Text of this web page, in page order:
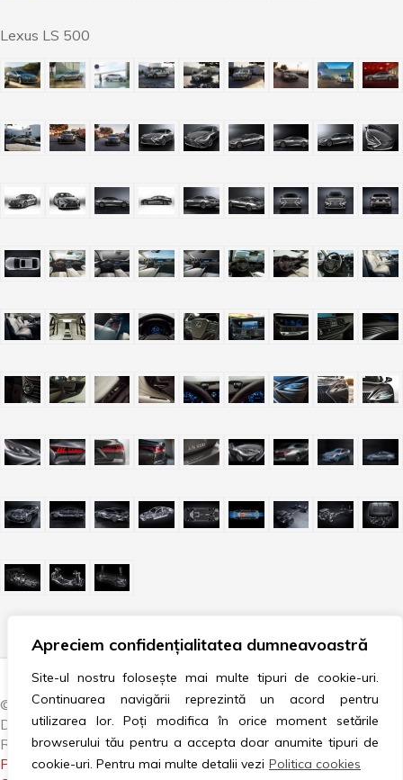
Apreciem confidențialitatea dumneavoastră
Site-ul nostru folosește mai multe tipuri de cookie-uri.
Continuarea navigării reprezintă un acord pentru
utilizarea lor. Poți modifica în orice moment setările
browserului tău pentru a accepta doar anumite tipuri de
cookie-uri. Pentru mai multe detalii vezi Politica cookies
Lexus LS 500
© 2007–2024 AUTOVISION / CAR TRADING AND
DISTRIBUTION COMPANY. TOATE DREPTURILE
REZERVATE.
POLITICA COOKIES|GDPR|ANPC|LITIGII